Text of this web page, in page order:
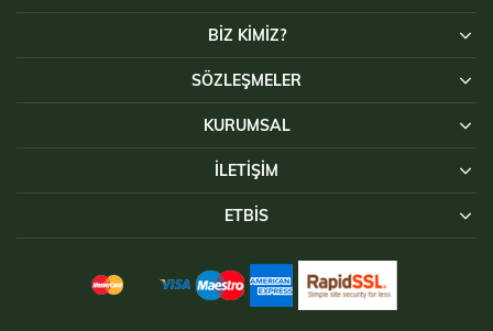
BİZ KİMİZ?
SÖZLEŞMELER
KURUMSAL
İLETIŞIM
ETBİS